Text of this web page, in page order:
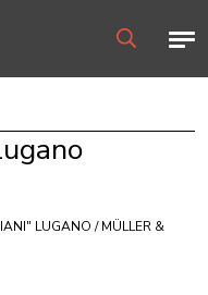
LUGANO / MÜLLER &